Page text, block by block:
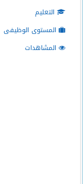
التعليم
المستوى الوظيفى
المشاهدات